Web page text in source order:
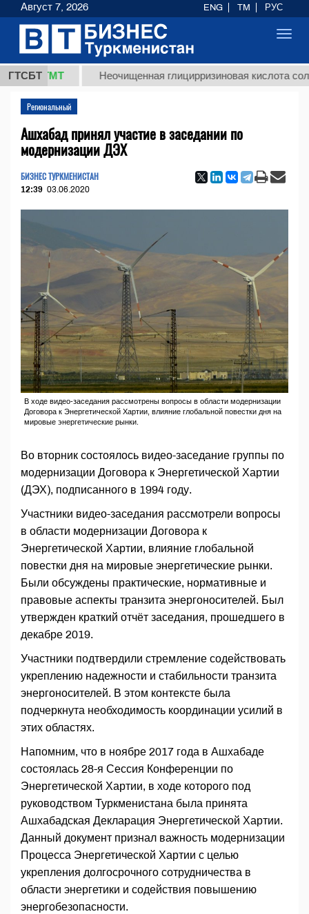
ГТСБТ
ТМТ Неочищенная глицирризиновая кислота
Региональный
Ашхабад принял участие в заседании по
модернизации ДЭХ
БИЗНЕС ТУРКМЕНИСТАН
12:39 03.06.2020
В ходе видео-заседания рассмотрены вопросы в области модернизации
Договора к Энергетической Хартии, влияние глобальной повестки дня на
мировые энергетические рынки.
Во вторник состоялось видео-заседание группы по
модернизации Договора к Энергетической Хартии
(ДЭХ), подписанного в 1994 году.
Участники видео-заседания рассмотрели вопросы
в области модернизации Договора к
Энергетической Хартии, влияние глобальной
повестки дня на мировые энергетические рынки.
Были обсуждены практические, нормативные и
правовые аспекты транзита энергоносителей. Был
утвержден краткий отчёт заседания, прошедшего в
декабре 2019.
Участники подтвердили стремление содействовать
укреплению надежности и стабильности транзита
энергоносителей. В этом контексте была
подчеркнута необходимость координации усилий в
этих областях.
Напомним, что в ноябре 2017 года в Ашхабаде
состоялась 28-я Сессия Конференции по
Энергетической Хартии, в ходе которого под
руководством Туркменистана была принята
Ашхабадская Декларация Энергетической Хартии.
Данный документ признал важность модернизации
Процесса Энергетической Хартии с целью
укрепления долгосрочного сотрудничества в
области энергетики и содействия повышению
энергобезопасности.
Август 7, 2026 ENG TM РУС